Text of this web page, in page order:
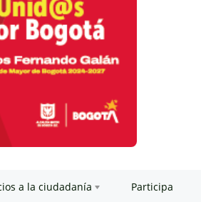
a la ciudadanía Participa